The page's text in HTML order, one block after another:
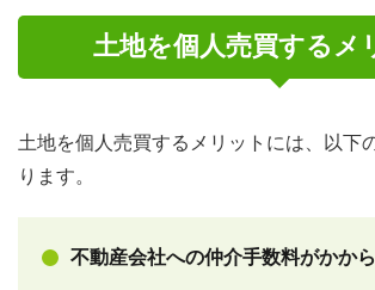
土地を個人売買するメ
土地を個人売買するメリットには、以下
ります。
不動産会社への仲介手数料がかか